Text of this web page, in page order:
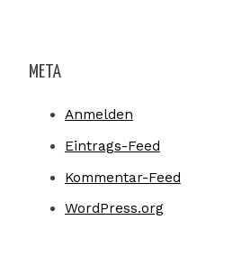
META
Anmelden
Eintrags-Feed
Kommentar-Feed
WordPress.org